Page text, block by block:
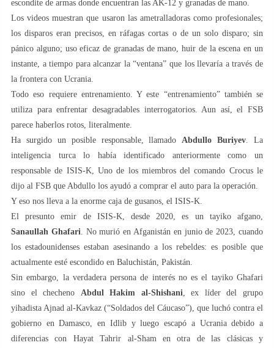
escondite de armas donde encuentran las AK-12 y granadas de mano.
Los videos muestran que usaron las ametralladoras como profesionales;
los disparos eran precisos, en ráfagas cortas o de un solo disparo; sin
pánico alguno; uso eficaz de granadas de mano, huir de la escena en un
instante, a tiempo para alcanzar la “ventana” que los llevaría a través de
la frontera con Ucrania.
Todo eso requiere entrenamiento. Y este “entrenamiento” también se
utiliza para enfrentar desagradables interrogatorios. Aun así, el FSB
parece haberlos rotos, literalmente.
Ha surgido un posible responsable, llamado Abdullo Buriyev . La
inteligencia turca lo había identificado anteriormente como un
responsable de ISIS-K, Uno de los miembros del comando Crocus le
dijo al FSB que Abdullo los ayudó a comprar el auto para la operación.
Y eso nos lleva a la enorme caja de gusanos, el ISIS-K.
El presunto emir de ISIS-K, desde 2020, es un tayiko afgano,
Sanaullah Ghafari . No murió en Afganistán en junio de 2023, cuando
los estadounidenses estaban asesinando a los rebeldes: es posible que
actualmente esté escondido en Baluchistán, Pakistán.
Sin embargo, la verdadera persona de interés no es el tayiko Ghafari
sino el checheno Abdul Hakim al-Shishani , ex líder del grupo
yihadista Ajnad al-Kavkaz (“Soldados del Cáucaso”), que luchó contra el
gobierno en Damasco, en Idlib y luego escapó a Ucrania debido a
diferencias con Hayat Tahrir al-Sham en otra de las clásicas y